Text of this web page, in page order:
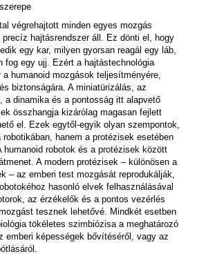
végrehajtott minden egyes mozgás
precíz hajtásrendszer áll. Ez dönti el, hogy
egy kar, milyen gyorsan reagál egy láb,
fog egy ujj. Ezért a hajtástechnológia
humanoid mozgások teljesítményére,
biztonságára. A miniatürizálás, az
a dinamika és a pontosság itt alapvető
összhangja kizárólag magasan fejlett
el. Ezek egytől-egyik olyan szempontok,
hanem a protézisek esetében
humanoid robotok és a protézisek között
A modern protézisek – különösen a
– az emberi test mozgását reprodukálják,
hasonló elvek felhasználásával
az érzékelők és a pontos vezérlés
tesznek lehetővé. Mindkét esetben
tökéletes szimbiózisa a meghatározó
emberi képességek bővítéséről, vagy az